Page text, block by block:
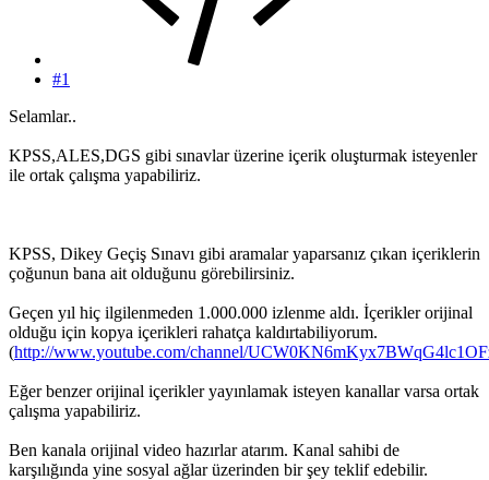
#1
Selamlar..
KPSS,ALES,DGS gibi sınavlar üzerine içerik oluşturmak isteyenler
ile ortak çalışma yapabiliriz.
KPSS, Dikey Geçiş Sınavı gibi aramalar yaparsanız çıkan içeriklerin
çoğunun bana ait olduğunu görebilirsiniz.
Geçen yıl hiç ilgilenmeden 1.000.000 izlenme aldı. İçerikler orijinal
olduğu için kopya içerikleri rahatça kaldırtabiliyorum.
(http://www.youtube.com/channel/
Eğer benzer orijinal içerikler yayınlamak isteyen kanallar varsa ortak
çalışma yapabiliriz.
Ben kanala orijinal video hazırlar atarım. Kanal sahibi de
karşılığında yine sosyal ağlar üzerinden bir şey teklif edebilir.